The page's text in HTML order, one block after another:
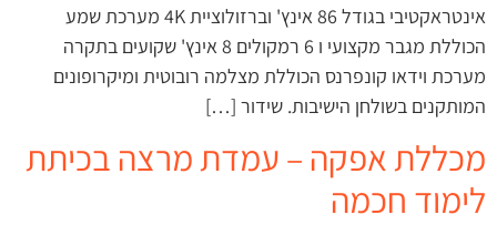
אינטראקטיבי בגודל 86 אינץ' וברזולוציית 4K מערכת שמע
הכוללת מגבר מקצועי ו 6 רמקולים 8 אינץ' שקועים בתקרה
מערכת וידאו קונפרנס הכוללת מצלמה רובוטית ומיקרופונים
המותקנים בשולחן הישיבות. שידור […]
מכללת אפקה – עמדת מרצה בכיתת
לימוד חכמה